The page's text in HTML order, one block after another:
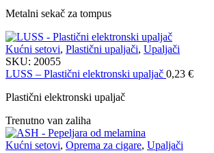
Metalni sekač za tompus
Kućni setovi, Plastični upaljači, Upaljači
SKU: 20055
LUSS – Plastični elektronski upaljač 0,23 €
Plastični elektronski upaljač
Trenutno van zaliha
Kućni setovi, Oprema za cigare, Upaljači